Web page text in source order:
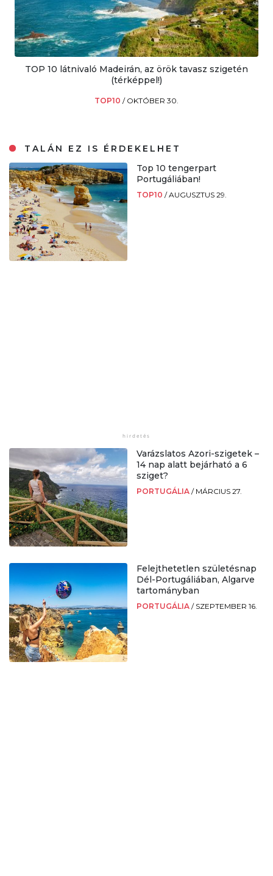
TOP 10 látnivaló Madeirán, az örök tavasz szigetén
(térképpel!)
TOP10 / OKTÓBER 30.
TALÁN EZ IS ÉRDEKELHET
Top 10 tengerpart
Portugáliában!
TOP10 /AUGUSZTUS 29.
Varázslatos Azori-szigetek –
14 nap alatt bejárható a 6
sziget?
PORTUGÁLIA / MÁRCIUS 27.
Felejthetetlen születésnap
Dél-Portugáliában, Algarve
tartományban
PORTUGÁLIA / SZEPTEMBER 16.